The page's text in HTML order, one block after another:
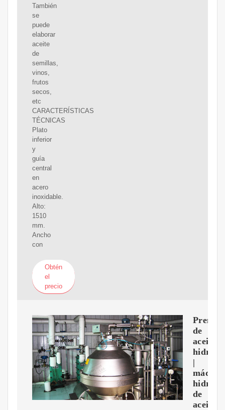
También
se
puede
elaborar
aceite
de
semillas,
vinos,
frutos
secos,
etc
CARACTERÍSTICAS
TÉCNICAS
Plato
inferior
y
guía
central
en
acero
inoxidable.
Alto:
1510
mm.
Ancho
con
Obtén
el
precio
Prensa
de
aceite
|
de
aceite